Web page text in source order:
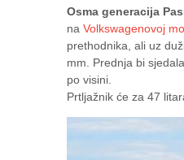
Osma generacija
na Volkswagenovoj
prethodnika, ali uz
mm. Prednja bi
po visini.
Prtljažnik će za 47